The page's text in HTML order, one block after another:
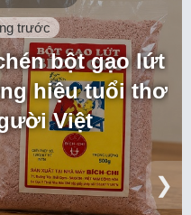
trước
bột gạo lứt
hiệu tuổi thơ
Việt
❯